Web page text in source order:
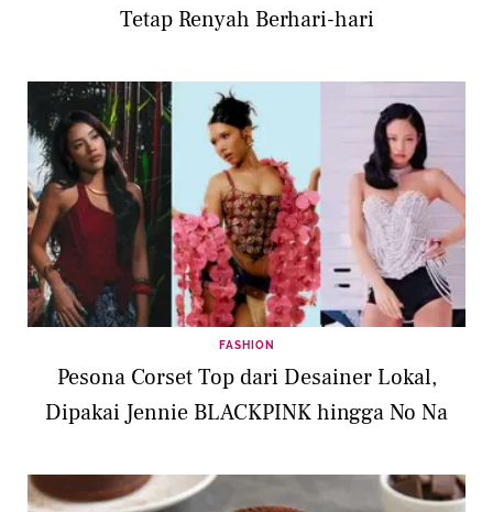
Tetap Renyah Berhari-hari
FASHION
Pesona Corset Top dari Desainer Lokal,
Dipakai Jennie BLACKPINK hingga No Na